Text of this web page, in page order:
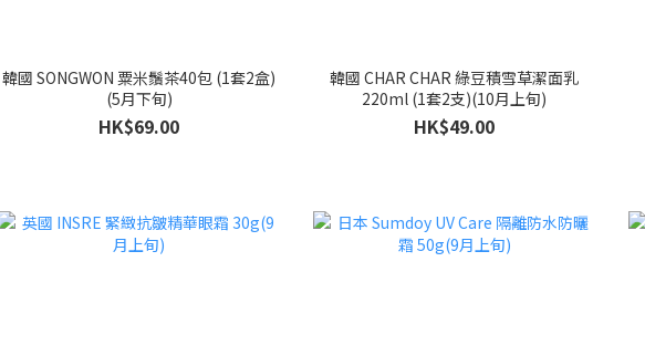
韓國 SONGWON 粟米鬚茶40包 (1套2盒)
(5月下旬)
HK$69.00
韓國 CHAR CHAR 綠豆積雪草潔面乳
220ml (1套2支)(10月上旬)
HK$49.00